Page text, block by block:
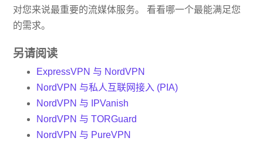
对您来说最重要的流媒体服务。 看看哪一个最能满足您
的需求。
另请阅读
ExpressVPN 与 NordVPN
NordVPN 与私人互联网接入 (PIA)
NordVPN 与 IPVanish
NordVPN 与 TORGuard
NordVPN 与 PureVPN